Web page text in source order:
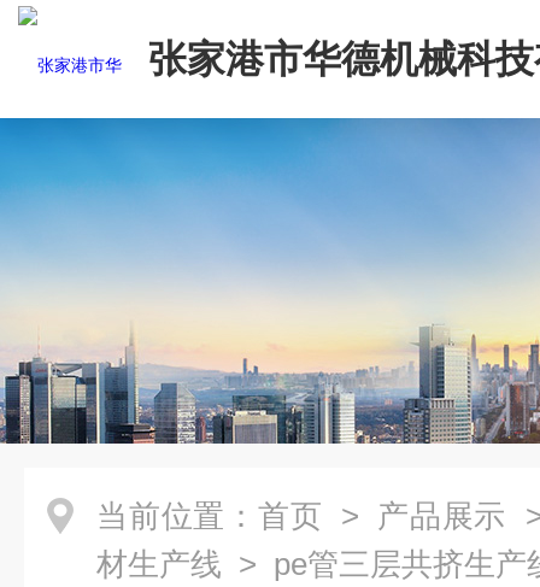
张家港市华德机械科
司
当前位置： 首页 > 产品展示
材生产线 > pe管三层共挤生产